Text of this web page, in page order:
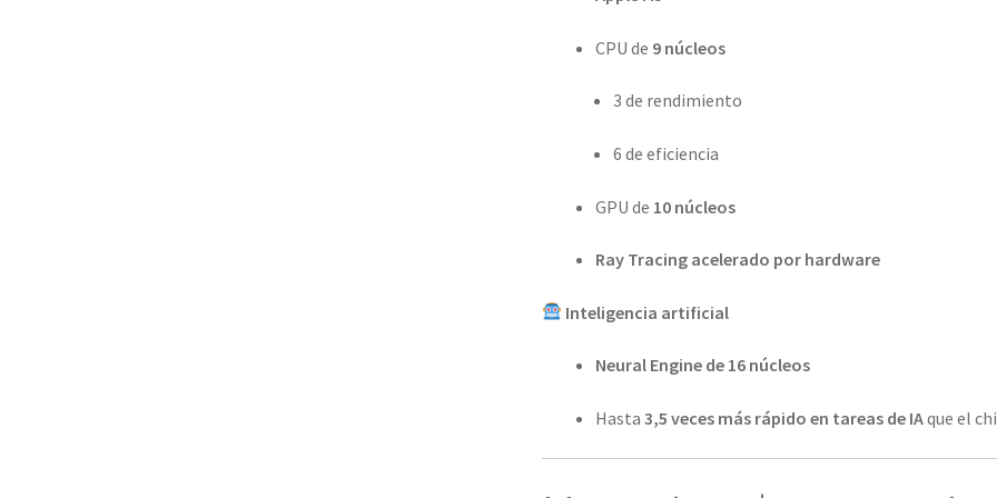
CPU de 9 núcleos
3 de rendimiento
6 de eficiencia
GPU de 10 núcleos
Ray Tracing acelerado por hardware
Inteligencia artificial
Neural Engine de 16 núcleos
Hasta 3,5 veces más rápido en tareas de IAque el